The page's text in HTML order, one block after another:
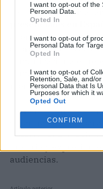
I want to opt-out of the
Personal Data.
Opted In
I want to opt-out of
Personal Data for
Opted In
I want to opt-out of
Retention, Sale, and/
Personal Data that Is
Purposes for which it
Opted Out
CONFIRM
La oferta formativa
presenciales en
además de
el profesional hace
comunicacionales
comunicativa, las
mensajes adaptados
Fernando Miralles,
garantía de éxito
desarrollar al
audiencias.